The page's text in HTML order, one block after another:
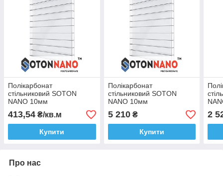
Полікарбонат
стільниковий SOTON
NANO 10мм
10х2100х6000 мм
прозорий
413,54 ₴/кв.м
Купити
Полікарбонат
стільниковий SOTON
NANO 10мм
10х2100х6000 мм
прозорий
5 210₴
Купити
мм
2
Про нас